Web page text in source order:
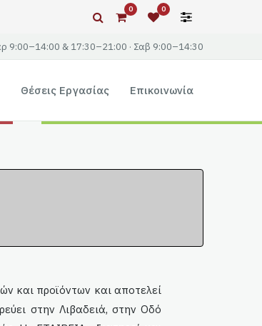
0 0
9:00–14:00 & 17:30–21:00 · Σαβ 9:00–14:30
Θέσεις Εργασίας Επικοινωνία
και προϊόντων και αποτελεί
στην Λιβαδειά, στην Οδό